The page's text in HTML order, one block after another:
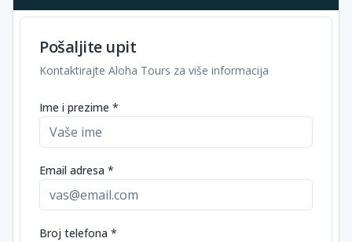
Pošaljite upit
Kontaktirajte Aloha Tours za više informacija
Ime i prezime *
Email adresa *
Broj telefona *